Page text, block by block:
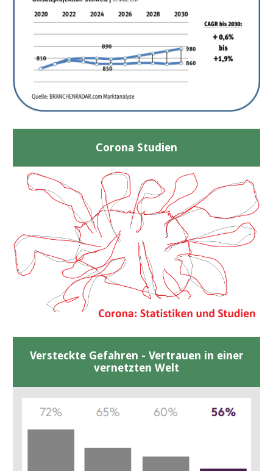
Corona Studien
Versteckte Gefahren - Vertrauen in einer
vernetzten Welt